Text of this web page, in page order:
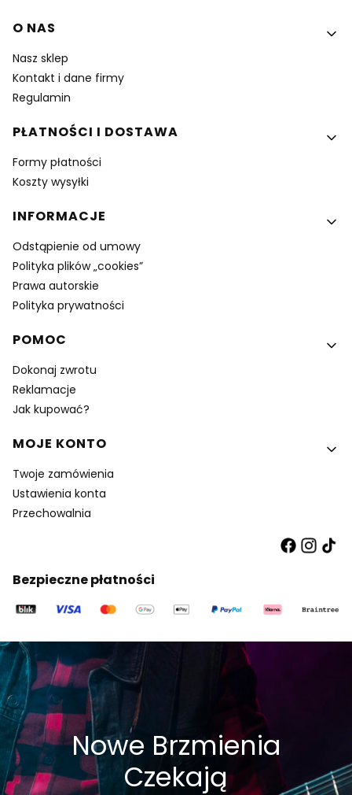
Linki w stopce
O NAS
Nasz sklep
Kontakt i dane firmy
Regulamin
PŁATNOŚCI I DOSTAWA
Formy płatności
Koszty wysyłki
INFORMACJE
Odstąpienie od umowy
Polityka plików „cookies”
Prawa autorskie
Polityka prywatności
POMOC
Dokonaj zwrotu
Reklamacje
Jak kupować?
MOJE KONTO
Twoje zamówienia
Ustawienia konta
Przechowalnia
Bezpieczne płatności
Nowe Brzmienia
Czekają